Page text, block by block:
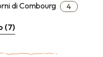
di Combourg 4
(7)